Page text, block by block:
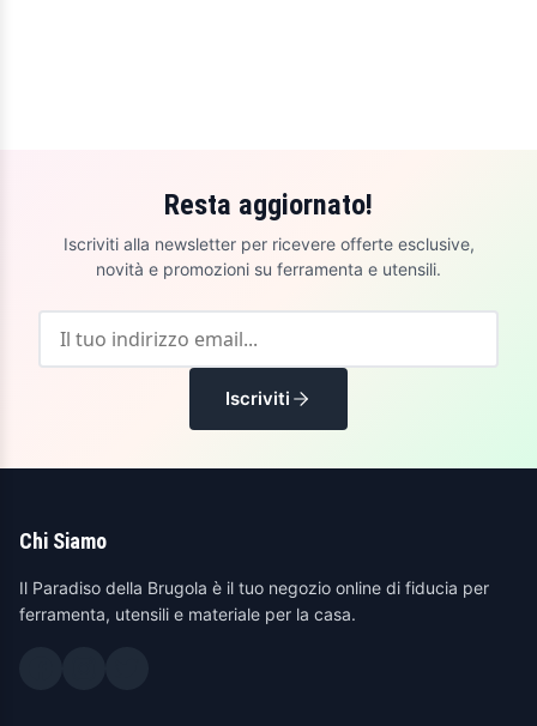
Resta aggiornato!
Iscriviti alla newsletter per ricevere offerte esclusive,
novità e promozioni su ferramenta e utensili.
Iscriviti
Chi Siamo
Il Paradiso della Brugola è il tuo negozio online di fiducia per
ferramenta, utensili e materiale per la casa.